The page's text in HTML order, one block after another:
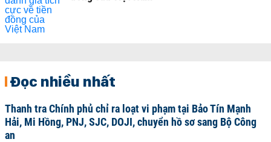
Đọc nhiều nhất
Thanh tra Chính phủ chỉ ra loạt vi phạm tại Bảo Tín Mạnh
Hải, Mi Hồng, PNJ, SJC, DOJI, chuyển hồ sơ sang Bộ Công
an